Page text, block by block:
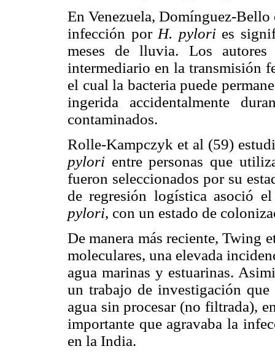
En Venezuela, Domínguez-
infección por H. pylori es
meses de lluvia. Los
intermediario en la transmisión
el cual la bacteria puede
ingerida accidentalmente
contaminados.
Rolle-Kampczyk et al (59)
pylori entre personas que
fueron seleccionados por su
de regresión logística asoció
pylori, con un estado de
De manera más reciente, Twing
moleculares, una elevada
agua marinas y estuarinas.
un trabajo de investigación
agua sin procesar (no filtrada),
importante que agravaba la
en la India.